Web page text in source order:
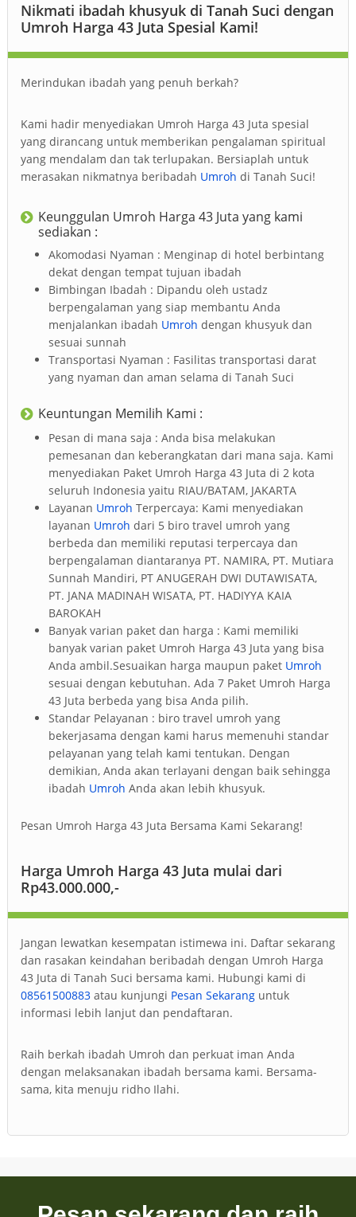
Nikmati ibadah khusyuk di Tanah Suci dengan
Umroh Harga 43 Juta Spesial Kami!
Merindukan ibadah yang penuh berkah?
Kami hadir menyediakan Umroh Harga 43 Juta spesial
yang dirancang untuk memberikan pengalaman spiritual
yang mendalam dan tak terlupakan. Bersiaplah untuk
merasakan nikmatnya beribadah Umroh di Tanah Suci!
Keunggulan Umroh Harga 43 Juta yang kami
sediakan :
Akomodasi Nyaman : Menginap di hotel berbintang
dekat dengan tempat tujuan ibadah
Bimbingan Ibadah : Dipandu oleh ustadz
berpengalaman yang siap membantu Anda
menjalankan ibadah Umroh dengan khusyuk dan
sesuai sunnah
Transportasi Nyaman : Fasilitas transportasi darat
yang nyaman dan aman selama di Tanah Suci
Keuntungan Memilih Kami :
Pesan di mana saja : Anda bisa melakukan
pemesanan dan keberangkatan dari mana saja. Kami
menyediakan Paket Umroh Harga 43 Juta di 2 kota
seluruh Indonesia yaitu RIAU/BATAM, JAKARTA
Layanan Umroh Terpercaya: Kami menyediakan
layanan Umroh dari 5 biro travel umroh yang
berbeda dan memiliki reputasi terpercaya dan
berpengalaman diantaranya PT. NAMIRA, PT. Mutiara
Sunnah Mandiri, PT ANUGERAH DWI DUTAWISATA,
PT. JANA MADINAH WISATA, PT. HADIYYA KAIA
BAROKAH
Banyak varian paket dan harga : Kami memiliki
banyak varian paket Umroh Harga 43 Juta yang bisa
Anda ambil.Sesuaikan harga maupun paket Umroh
sesuai dengan kebutuhan. Ada 7 Paket Umroh Harga
43 Juta berbeda yang bisa Anda pilih.
Standar Pelayanan : biro travel umroh yang
bekerjasama dengan kami harus memenuhi standar
pelayanan yang telah kami tentukan. Dengan
demikian, Anda akan terlayani dengan baik sehingga
ibadah Umroh Anda akan lebih khusyuk.
Pesan Umroh Harga 43 Juta Bersama Kami Sekarang!
Harga Umroh Harga 43 Juta mulai dari
Rp43.000.000,-
Jangan lewatkan kesempatan istimewa ini. Daftar sekarang
dan rasakan keindahan beribadah dengan Umroh Harga
43 Juta di Tanah Suci bersama kami. Hubungi kami di
08561500883 atau kunjungi Pesan Sekarang untuk
informasi lebih lanjut dan pendaftaran.
Raih berkah ibadah Umroh dan perkuat iman Anda
dengan melaksanakan ibadah bersama kami. Bersama-
sama, kita menuju ridho Ilahi.